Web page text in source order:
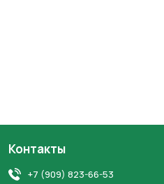
Контакты
+7 (909) 823-66-53